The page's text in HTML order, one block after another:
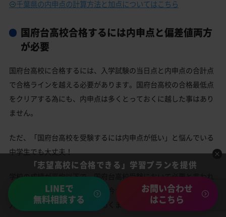
千葉県の内申点の計算方法と加点についてはこちら
国府台高校合格するには内申点と偏差値両方
が必要
国府台高校に合格するには、入学試験の当日点と内申点の合計点
で合格ラインを越える必要があります。国府台高校の合格最低点
をクリアする為にも、内申点は多くとっておくに越した事はあり
ません。
ただ、「国府台高校を受験するには内申点が低い」と悩んでいる
中学生でも大丈夫！
学校の成績が平均以下で、国府台高校受験において必要と言われ
る内申点に足りない場合でも、今から偏差値を上げて当日の高校
入試で点数を取りましょう。あくまで内申点は目安です。
「志望高校に合格できる」学習プランを提供
LINEで
無料相談する
お問い合わせ
はこちら